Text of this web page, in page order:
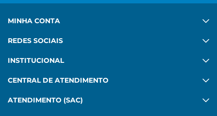
MINHA CONTA
REDES SOCIAIS
INSTITUCIONAL
CENTRAL DE ATENDIMENTO
ATENDIMENTO (SAC)